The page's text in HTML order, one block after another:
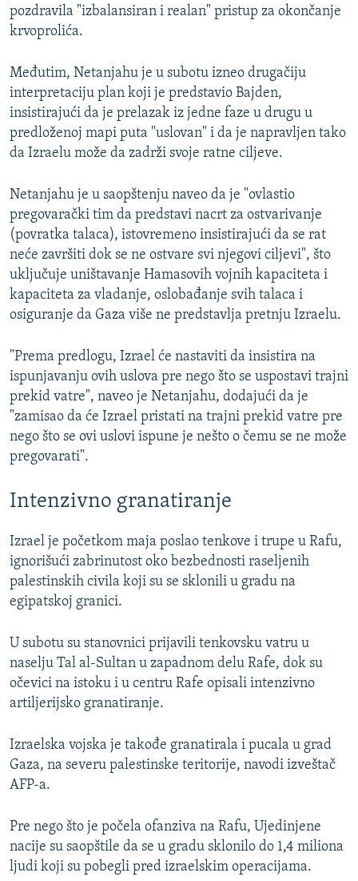
pozdravila "izbalansiran i realan" pristup za okončanje
krvoprolića.
Međutim, Netanjahu je u subotu izneo drugačiju
interpretaciju plan koji je predstavio Bajden,
insistirajući da je prelazak iz jedne faze u drugu u
predloženoj mapi puta "uslovan" i da je napravljen tako
da Izraelu može da zadrži svoje ratne ciljeve.
Netanjahu je u saopštenju naveo da je "ovlastio
pregovarački tim da predstavi nacrt za ostvarivanje
(povratka talaca), istovremeno insistirajući da se rat
neće završiti dok se ne ostvare svi njegovi ciljevi", što
uključuje uništavanje Hamasovih vojnih kapaciteta i
kapaciteta za vladanje, oslobađanje svih talaca i
osiguranje da Gaza više ne predstavlja pretnju Izraelu.
"Prema predlogu, Izrael će nastaviti da insistira na
ispunjavanju ovih uslova pre nego što se uspostavi trajni
prekid vatre", naveo je Netanjahu, dodajući da je
"zamisao da će Izrael pristati na trajni prekid vatre pre
nego što se ovi uslovi ispune je nešto o čemu se ne može
pregovarati".
Intenzivno granatiranje
Izrael je početkom maja poslao tenkove i trupe u Rafu,
ignorišući zabrinutost oko bezbednosti raseljenih
palestinskih civila koji su se sklonili u gradu na
egipatskoj granici.
U subotu su stanovnici prijavili tenkovsku vatru u
naselju Tal al-Sultan u zapadnom delu Rafe, dok su
očevici na istoku i u centru Rafe opisali intenzivno
artiljerijsko granatiranje.
Izraelska vojska je takođe granatirala i pucala u grad
Gaza, na severu palestinske teritorije, navodi izveštač
AFP-a.
Pre nego što je počela ofanziva na Rafu, Ujedinjene
nacije su saopštile da se u gradu sklonilo do 1,4 miliona
ljudi koji su pobegli pred izraelskim operacijama.